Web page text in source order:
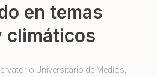
en temas
climáticos
Universitario de Medios